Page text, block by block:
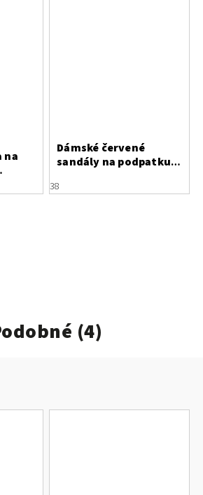
na
Dámské červené
sandály na podpatku
kůže
38
(4)